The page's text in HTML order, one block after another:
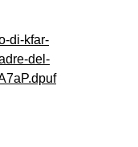
di-kfar-
del-